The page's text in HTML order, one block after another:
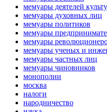
мемуары деятелей
мемуары духовных лиц
мемуары политиков
мемуары
мемуары
мемуары ученых и
мемуары частных лиц
мемуары чиновников
монополии
москва
налоги
народничество